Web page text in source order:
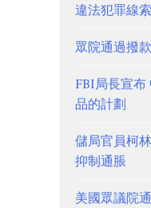
違法犯罪線索
眾院通過撥
FBI局長宣布
品的計劃
儲局官員柯
抑制通脹
美國眾議院